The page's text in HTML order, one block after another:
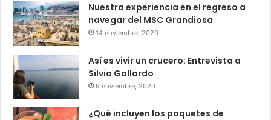
Nuestra experiencia en el regreso a
navegar del MSC Grandiosa
14 noviembre, 2020
Así es vivir un crucero: Entrevista a
Silvia Gallardo
9 noviembre, 2020
¿Qué incluyen los paquetes de